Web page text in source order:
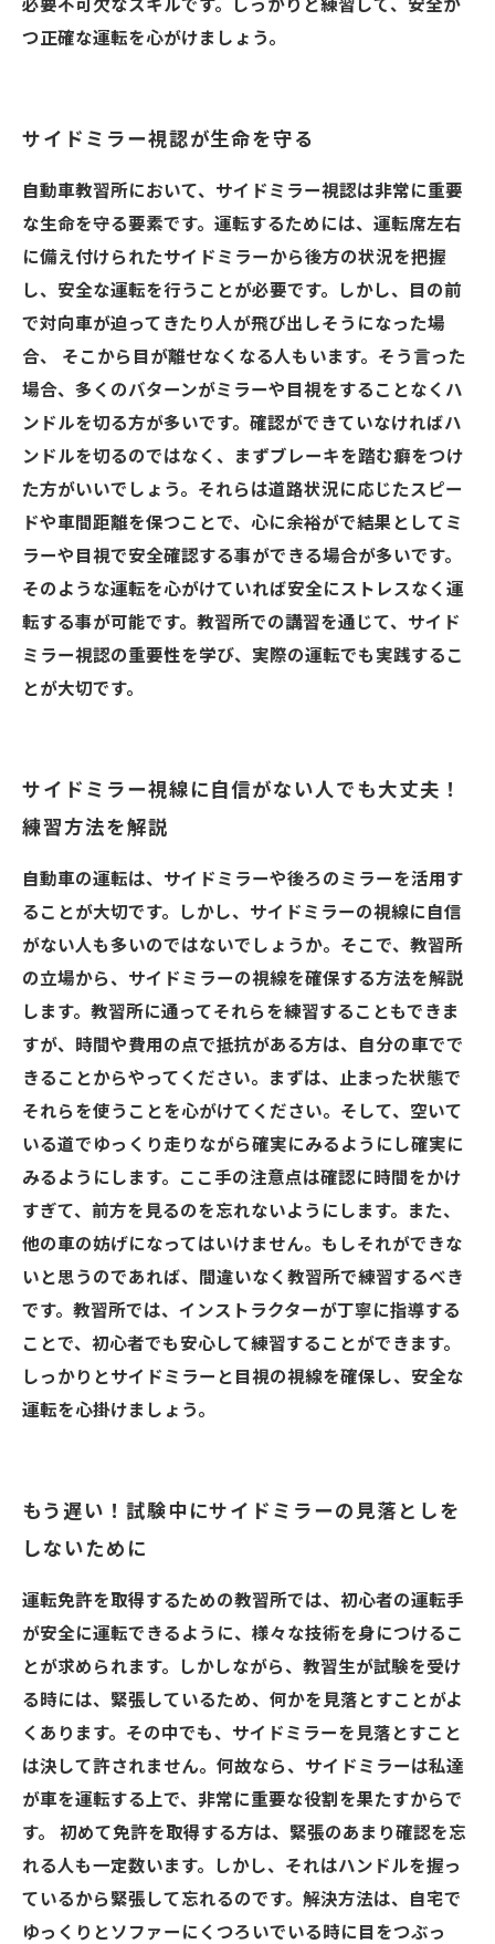
必要不可欠なスキルです。しっかりと練習して、安全か
つ正確な運転を心がけましょう。
サイドミラー視認が生命を守る
自動車教習所において、サイドミラー視認は非常に重要
な生命を守る要素です。運転するためには、運転席左右
に備え付けられたサイドミラーから後方の状況を把握
し、安全な運転を行うことが必要です。しかし、目の前
で対向車が迫ってきたり人が飛び出しそうになった場
合、 そこから目が離せなくなる人もいます。そう言った
場合、多くのバターンがミラーや目視をすることなくハ
ンドルを切る方が多いです。確認ができていなければハ
ンドルを切るのではなく、まずブレーキを踏む癖をつけ
た方がいいでしょう。それらは道路状況に応じたスピー
ドや車間距離を保つことで、心に余裕がで結果としてミ
ラーや目視で安全確認する事ができる場合が多いです。
そのような運転を心がけていれば安全にストレスなく運
転する事が可能です。教習所での講習を通じて、サイド
ミラー視認の重要性を学び、実際の運転でも実践するこ
とが大切です。
サイドミラー視線に自信がない人でも大丈夫！
練習方法を解説
自動車の運転は、サイドミラーや後ろのミラーを活用す
ることが大切です。しかし、サイドミラーの視線に自信
がない人も多いのではないでしょうか。そこで、教習所
の立場から、サイドミラーの視線を確保する方法を解説
します。教習所に通ってそれらを練習することもできま
すが、時間や費用の点で抵抗がある方は、自分の車でで
きることからやってください。まずは、止まった状態で
それらを使うことを心がけてください。そして、空いて
いる道でゆっくり走りながら確実にみるようにし確実に
みるようにします。ここ手の注意点は確認に時間をかけ
すぎて、前方を見るのを忘れないようにします。また、
他の車の妨げになってはいけません。もしそれができな
いと思うのであれば、間違いなく教習所で練習するべき
です。教習所では、インストラクターが丁寧に指導する
ことで、初心者でも安心して練習することができます。
しっかりとサイドミラーと目視の視線を確保し、安全な
運転を心掛けましょう。
もう遅い！試験中にサイドミラーの見落としを
しないために
運転免許を取得するための教習所では、初心者の運転手
が安全に運転できるように、様々な技術を身につけるこ
とが求められます。しかしながら、教習生が試験を受け
る時には、緊張しているため、何かを見落とすことがよ
くあります。その中でも、サイドミラーを見落とすこと
は決して許されません。何故なら、サイドミラーは私達
が車を運転する上で、非常に重要な役割を果たすからで
す。 初めて免許を取得する方は、緊張のあまり確認を忘
れる人も一定数います。しかし、それはハンドルを握っ
ているから緊張して忘れるのです。解決方法は、自宅で
ゆっくりとソファーにくつろいでいる時に目をつぶっ